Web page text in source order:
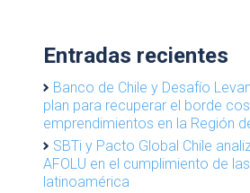
Entradas recientes
Banco de Chile y Desafío
plan para recuperar el borde
emprendimientos en la Región
SBTi y Pacto Global Chile
AFOLU en el cumplimiento de
latinoamérica